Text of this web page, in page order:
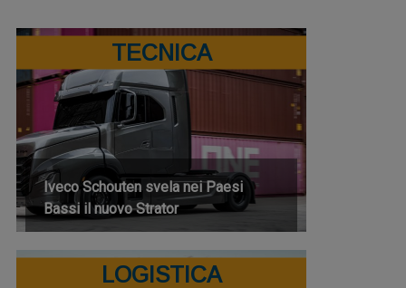
TECNICA
Iveco Schouten svela nei Paesi
Bassi il nuovo Strator
LOGISTICA